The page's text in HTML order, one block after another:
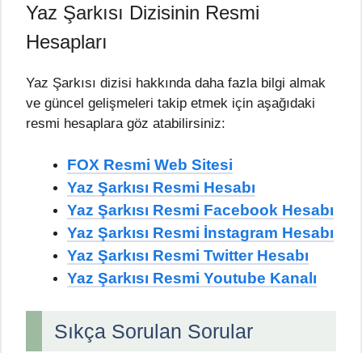
Yaz Şarkısı Dizisinin Resmi
Hesapları
Yaz Şarkısı dizisi hakkında daha fazla bilgi almak
ve güncel gelişmeleri takip etmek için aşağıdaki
resmi hesaplara göz atabilirsiniz:
FOX Resmi Web Sitesi
Yaz Şarkısı Resmi Hesabı
Yaz Şarkısı Resmi Facebook Hesabı
Yaz Şarkısı Resmi İnstagram Hesabı
Yaz Şarkısı Resmi Twitter Hesabı
Yaz Şarkısı Resmi Youtube Kanalı
Sıkça Sorulan Sorular